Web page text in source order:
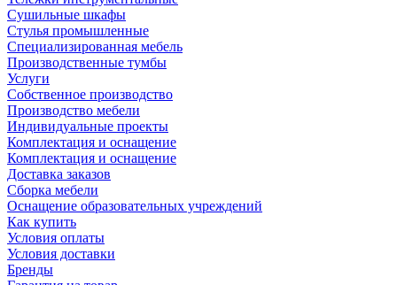
Сушильные шкафы
Стулья промышленные
Специализированная мебель
Производственные тумбы
Услуги
Собственное производство
Производство мебели
Индивидуальные проекты
Комплектация и оснащение
Комплектация и оснащение
Доставка заказов
Сборка мебели
Оснащение образовательных учреждений
Как купить
Условия оплаты
Условия доставки
Бренды